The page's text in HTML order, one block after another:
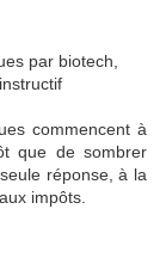
par biotech,
commencent à
que de sombrer
réponse, à la
impôts.